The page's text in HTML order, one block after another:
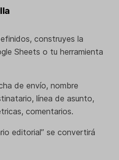
construyes la
Sheets o tu herramienta
de envío, nombre
línea de asunto,
comentarios.
editorial” se convertirá